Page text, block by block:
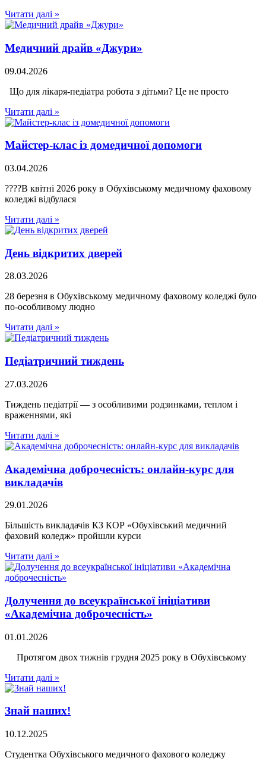
Читати далі »
Медичний драйв «Джури»
09.04.2026
Що для лікаря-педіатра робота з дітьми? Це не просто
Читати далі »
Майстер-клас із домедичної допомоги
03.04.2026
????В квітні 2026 року в Обухівському медичному фаховому
коледжі відбулася
Читати далі »
День відкритих дверей
28.03.2026
28 березня в Обухівському медичному фаховому коледжі було
по-особливому людно
Читати далі »
Педіатричний тиждень
27.03.2026
Тиждень педіатрії — з особливими родзинками, теплом і
враженнями, які
Читати далі »
Академічна доброчесність: онлайн-курс для
викладачів
29.01.2026
Більшість викладачів КЗ КОР «Обухівський медичний
фаховий коледж» пройшли курси
Читати далі »
Долучення до всеукраїнської ініціативи
«Академічна доброчесність»
01.01.2026
Протягом двох тижнів грудня 2025 року в Обухівському
Читати далі »
Знай наших!
10.12.2025
Студентка Обухівського медичного фахового коледжу